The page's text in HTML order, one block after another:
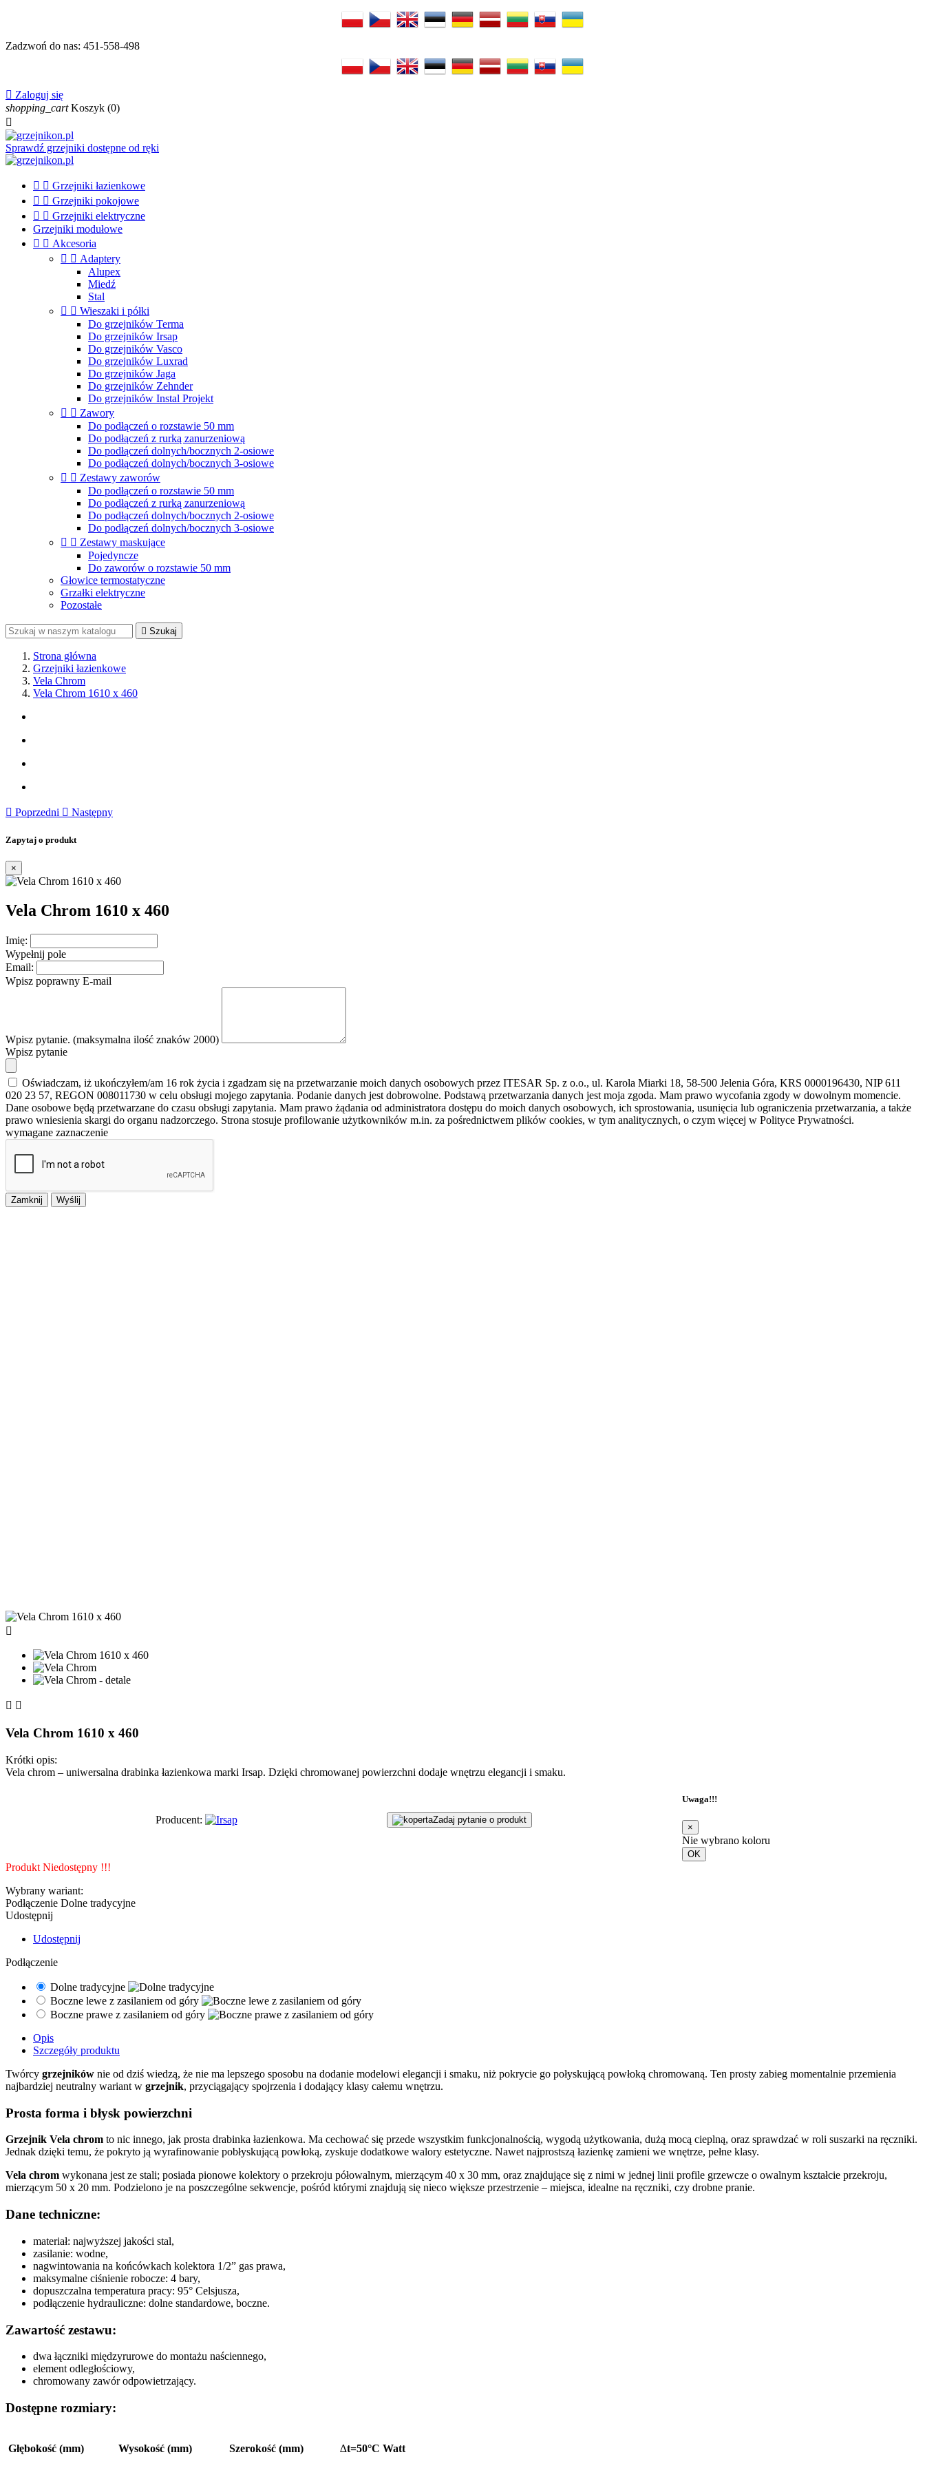
Zadzwoń do nas: 451-558-498
 Zaloguj się
shopping_cart Koszyk (0)

Sprawdź grzejniki dostępne od ręki
  Grzejniki łazienkowe
  Grzejniki pokojowe
  Grzejniki elektryczne
Grzejniki modułowe
  Akcesoria
  Adaptery
Alupex
Miedź
Stal
  Wieszaki i półki
Do grzejników Terma
Do grzejników Irsap
Do grzejników Vasco
Do grzejników Luxrad
Do grzejników Jaga
Do grzejników Zehnder
Do grzejników Instal Projekt
  Zawory
Do podłączeń o rozstawie 50 mm
Do podłączeń z rurką zanurzeniową
Do podłączeń dolnych/bocznych 2-osiowe
Do podłączeń dolnych/bocznych 3-osiowe
  Zestawy zaworów
Do podłączeń o rozstawie 50 mm
Do podłączeń z rurką zanurzeniową
Do podłączeń dolnych/bocznych 2-osiowe
Do podłączeń dolnych/bocznych 3-osiowe
  Zestawy maskujące
Pojedyncze
Do zaworów o rozstawie 50 mm
Głowice termostatyczne
Grzałki elektryczne
Pozostałe
 Szukaj
Strona główna
Grzejniki łazienkowe
Vela Chrom
Vela Chrom 1610 x 460
 Poprzedni  Następny
Zapytaj o produkt
×
Vela Chrom 1610 x 460
Imię:
Wypełnij pole
Email:
Wpisz poprawny E-mail
Wpisz pytanie. (maksymalna ilość znaków 2000)
Wpisz pytanie
Oświadczam, iż ukończyłem/am 16 rok życia i zgadzam się na przetwarzanie moich danych osobowych przez ITESAR Sp. z o.o., ul. Karola Miarki 18, 58-500 Jelenia Góra, KRS 0000196430, NIP 611
020 23 57, REGON 008011730 w celu obsługi mojego zapytania. Podanie danych jest dobrowolne. Podstawą przetwarzania danych jest moja zgoda. Mam prawo wycofania zgody w dowolnym momencie.
Dane osobowe będą przetwarzane do czasu obsługi zapytania. Mam prawo żądania od administratora dostępu do moich danych osobowych, ich sprostowania, usunięcia lub ograniczenia przetwarzania, a także
prawo wniesienia skargi do organu nadzorczego. Strona stosuje profilowanie użytkowników m.in. za pośrednictwem plików cookies, w tym analitycznych, o czym więcej w Polityce Prywatności.
wymagane zaznaczenie
Zamknij Wyślij

 
Vela Chrom 1610 x 460
Krótki opis:
Vela chrom – uniwersalna drabinka łazienkowa marki Irsap. Dzięki chromowanej powierzchni dodaje wnętrzu elegancji i smaku.
Producent: Zadaj pytanie o produkt
Uwaga!!!
×
Nie wybrano koloru
OK
Produkt Niedostępny !!!
Wybrany wariant:
Podłączenie Dolne tradycyjne
Udostępnij
Udostępnij
Podłączenie
Dolne tradycyjne
Boczne lewe z zasilaniem od góry
Boczne prawe z zasilaniem od góry
Opis
Szczegóły produktu
Twórcy grzejników nie od dziś wiedzą, że nie ma lepszego sposobu na dodanie modelowi elegancji i smaku, niż pokrycie go połyskującą powłoką chromowaną. Ten prosty zabieg momentalnie przemienia
najbardziej neutralny wariant w grzejnik, przyciągający spojrzenia i dodający klasy całemu wnętrzu.
Prosta forma i błysk powierzchni
Grzejnik Vela chrom to nic innego, jak prosta drabinka łazienkowa. Ma cechować się przede wszystkim funkcjonalnością, wygodą użytkowania, dużą mocą cieplną, oraz sprawdzać w roli suszarki na ręczniki.
Jednak dzięki temu, że pokryto ją wyrafinowanie pobłyskującą powłoką, zyskuje dodatkowe walory estetyczne. Nawet najprostszą łazienkę zamieni we wnętrze, pełne klasy.
Vela chrom wykonana jest ze stali; posiada pionowe kolektory o przekroju półowalnym, mierzącym 40 x 30 mm, oraz znajdujące się z nimi w jednej linii profile grzewcze o owalnym kształcie przekroju,
mierzącym 50 x 20 mm. Podzielono je na poszczególne sekwencje, pośród którymi znajdują się nieco większe przestrzenie – miejsca, idealne na ręczniki, czy drobne pranie.
Dane techniczne:
materiał: najwyższej jakości stal,
zasilanie: wodne,
nagwintowania na końcówkach kolektora 1/2” gas prawa,
maksymalne ciśnienie robocze: 4 bary,
dopuszczalna temperatura pracy: 95° Celsjusza,
podłączenie hydrauliczne: dolne standardowe, boczne.
Zawartość zestawu:
dwa łączniki międzyrurowe do montażu naściennego,
element odległościowy,
chromowany zawór odpowietrzający.
Dostępne rozmiary:
Głębokość (mm) Wysokość (mm) Szerokość (mm) ∆t=50°C Watt